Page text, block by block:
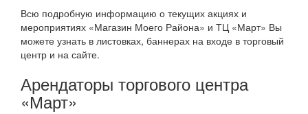
Всю подробную информацию о текущих акциях и
мероприятиях «Магазин Моего Района» и ТЦ «Март» Вы
можете узнать в листовках, баннерах на входе в торговый
центр и на сайте.
Арендаторы торгового центра
«Март»